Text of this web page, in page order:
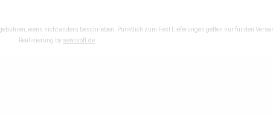
wenn nicht anders beschrieben. Pünktlich zum Fest Lieferungen gelten nur für den
Realisierung by sewisoft.de